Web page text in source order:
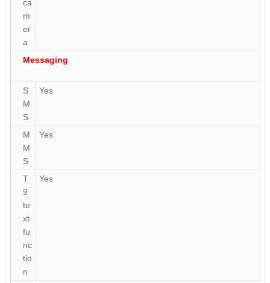
ca
m
er
a
Messaging
S
M
S
Yes
M
M
S
Yes
T
9
te
xt
fu
nc
tio
n
Yes